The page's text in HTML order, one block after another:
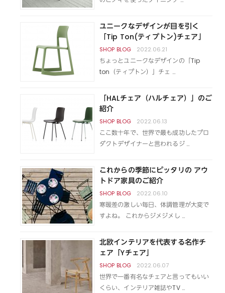
ユニークなデザインが目を引く
「Tip Ton(ティプトン)チェア」
2022.06.21
ちょっとユニークなデザインの「Tip
ton（ティプトン）」チェ …
「HALチェア（ハルチェア）」のご
紹介
2022.06.13
ここ数十年で、世界で最も成功したプロ
ダクトデザイナーと言われるジ …
これからの季節にピッタリの アウ
トドア家具のご紹介
2022.06.10
寒暖差の激しい毎日、体調管理が大変で
すよね。 これからジメジメし …
北欧インテリアを代表する名作チ
ェア「Yチェア」
2022.06.07
世界で一番有名なチェアと言ってもいい
くらい、インテリア雑誌やTV …